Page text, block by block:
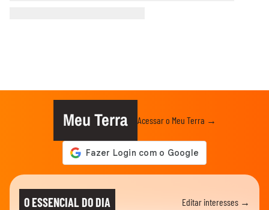
Meu Terra Acessar o Meu Terra →
O ESSENCIAL DO DIA Editar interesses →